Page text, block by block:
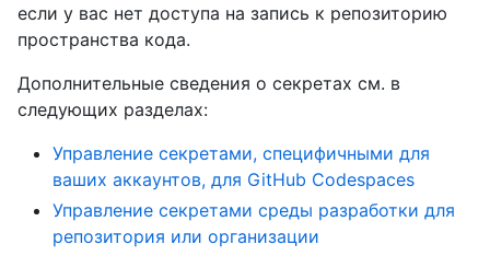
если у вас нет доступа на запись к репозиторию
пространства кода.
Дополнительные сведения о секретах см. в
следующих разделах:
Управление секретами, специфичными для
ваших аккаунтов, для GitHub Codespaces
Управление секретами среды разработки для
репозитория или организации